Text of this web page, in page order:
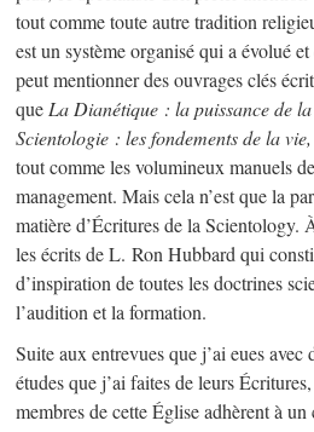
tout comme toute autre tradition
est un système organisé qui a évolué
peut mentionner des ouvrages clés
que La Dianétique : la puissance de
Scientologie : les fondements de la
tout comme les volumineux manuels
management. Mais cela n’est que la
matière d’Écritures de la Scientology.
les écrits de L. Ron Hubbard qui
d’inspiration de toutes les doctrines
l’audition et la formation.
Suite aux entrevues que j’ai eues avec
études que j’ai faites de leurs
membres de cette Église adhèrent à